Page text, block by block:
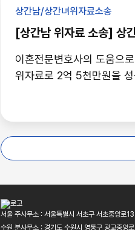
(1,000만 원 인용), 재산분할은 약 2,250만 원 감액(5,476만 원 인용)을 이끌어 낸 가사소송
복합 청구 방어 사례입니다.
상간남/상간녀위자료소송
[상간남 위자료 소송] 상
이혼전문변호사의 도움으
위자료로 2억 5천만원을
서울 주사무소 : 서울특별시 서초구 서초중앙로
수원 분사무소 : 경기도 수원시 영통구 광교중